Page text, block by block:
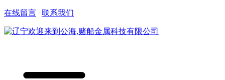
在线留言 联系我们